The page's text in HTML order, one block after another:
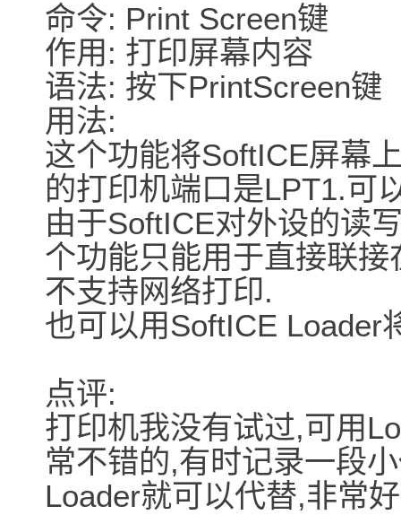
命令: Print Screen键
作用: 打印屏幕内容
语法: 按下PrintScreen键
用法:
这个功能将SoftICE屏幕
的打印机端口是LPT1.可
由于SoftICE对外设的读
个功能只能用于直接联
不支持网络打印.
也可以用SoftICE Loader
点评:
打印机我没有试过,可用
常不错的,有时记录一段
Loader就可以代替,非常